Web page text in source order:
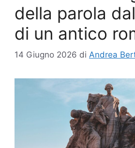
della parola
di un antico
14 Giugno 2026 di Andrea